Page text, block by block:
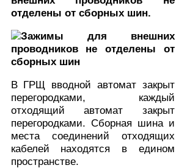
отделены от сборных шин.
В ГРЩ вводной автомат закрыт
перегородками, каждый
отходящий автомат закрыт
перегородками. Сборная шина и
места соединений отходящих
кабелей находятся в едином
пространстве.